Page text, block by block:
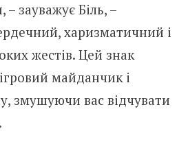
зауважує Біль, –
харизматичний і
жестів. Цей знак
майданчик і
змушуючи вас відчувати